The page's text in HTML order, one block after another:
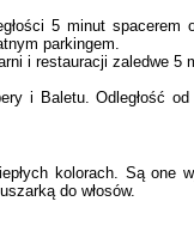
5 minut spacerem
parkingem.
i restauracji zaledwe 5
i Baletu. Odległość
kolorach. Są one
do włosów.